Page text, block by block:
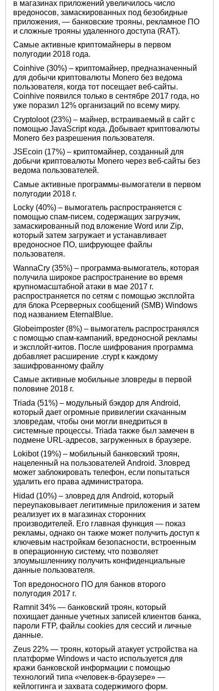
в магазинах приложений увеличилось число
вредоносов, замаскированных под безобидные
приложения, — банковские трояны, рекламное ПО
и сложные трояны удаленного доступа (RAT).
Самые активные криптомайнеры в первом
полугодии 2018 года.
Coinhive (30%) – криптомайнер, предназначенный
для добычи криптовалюты Monero без ведома
пользователя, когда тот посещает веб-сайты.
Coinhive появился только в сентябре 2017 года, но
уже поразил 12% организаций по всему миру.
Cryptoloot (23%) – майнер, встраиваемый в сайт с
помощью JavaScript кода. Добывает криптовалюты
Monero без разрешения пользователя.
JSEcoin (17%) – криптомайнер, созданный для
добычи криптовалюты Monero через веб-сайты без
ведома пользователей.
Самые активные программы-вымогатели в первом
полугодии 2018 г.
Locky (40%) – вымогатель распространяется с
помощью спам-писем, содержащих загрузчик,
замаскированный под вложение Word или Zip,
который затем загружает и устанавливает
вредоносное ПО, шифрующее файлы
пользователя.
WannaCry (35%) – программа-вымогатель, которая
получила широкое распространение во время
крупномасштабной атаки в мае 2017 г.
распространяется по сетям с помощью эксплойта
для блока Рсерверных сообщений (SMB) Windows
под названием EternalBlue.
Globeimposter (8%) – вымогатель распространялся
с помощью спам-кампаний, вредоносной рекламы
и эксплойт-китов. После шифрования программа
добавляет расширение .crypt к каждому
зашифрованному файлу
Самые активные мобильные зловреды в первой
половине 2018 г.
Triada (51%) – модульный бэкдор для Android,
который дает огромные привилегии скачанным
зловредам, чтобы они могли внедриться в
системные процессы. Triada также был замечен в
подмене URL-адресов, загруженных в браузере.
Lokibot (19%) – мобильный банковский троян,
нацеленный на пользователей Android. Зловред
может заблокировать телефон, если попытаться
удалить его права администратора.
Hidad (10%) – зловред для Android, который
переупаковывает легитимные приложения и затем
реализует их в магазинах сторонних
производителей. Его главная функция — показ
рекламы, однако он также может получить доступ к
ключевым настройкам безопасности, встроенным
в операционную систему, что позволяет
злоумышленнику получить конфиденциальные
данные пользователя.
Топ вредоносного ПО для банков второго
полугодия 2017 г.
Ramnit 34% — банковский троян, который
похищает данные учетных записей клиентов банка,
пароли FTP, файлы cookies для сессий и личные
данные.
Zeus 22% — троян, который атакует устройства на
платформе Windows и часто используется для
кражи банковской информации с помощью
технологий типа «человек-в-браузере» —
кейлоггинга и захвата содержимого форм.